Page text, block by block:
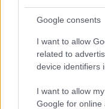
Google consents
I want to allow
related to
device identifiers
I want to allow
Google for online